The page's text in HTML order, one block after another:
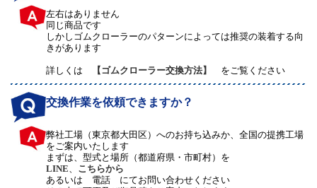
左右はありません
同じ商品です
しかしゴムクローラーのパターンによっては推奨の装着する向
きがあります
詳しくは 【ゴムクローラー交換方法】 をご覧ください
交換作業を依頼できますか？
弊社工場（東京都大田区）へのお持ち込みか、全国の提携工場
をご案内いたします
まずは、型式と場所（都道府県・市町村）を
LINE
こちらから
あるいは 電話 にてお問い合わせください